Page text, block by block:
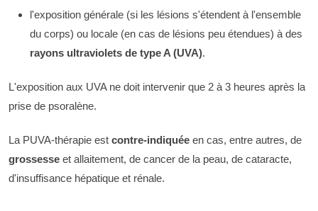
l'exposition générale (si les lésions s'étendent à l'ensemble
du corps) ou locale (en cas de lésions peu étendues) à des
rayons ultraviolets de type A (UVA).
L'exposition aux UVA ne doit intervenir que 2 à 3 heures après la
prise de psoralène.
La PUVA-thérapie est contre-indiquée en cas, entre autres, de
grossesse et allaitement, de cancer de la peau, de cataracte,
d'insuffisance hépatique et rénale.